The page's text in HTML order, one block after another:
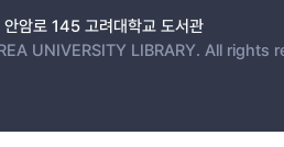
암로 145 고려대학교 도서관
UNIVERSITY LIBRARY. All rights